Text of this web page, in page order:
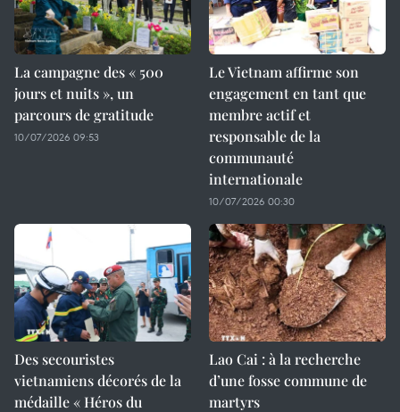
La campagne des « 500
jours et nuits », un
parcours de gratitude
10/07/2026 09:53
Le Vietnam affirme son
engagement en tant que
membre actif et
responsable de la
communauté
internationale
10/07/2026 00:30
Des secouristes
vietnamiens décorés de la
médaille « Héros du
Lao Cai : à la recherche
d’une fosse commune de
martyrs